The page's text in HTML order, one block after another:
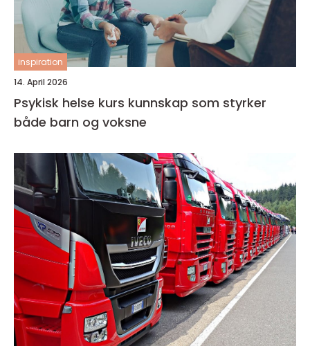
inspiration
14. April 2026
Psykisk helse kurs kunnskap som styrker
både barn og voksne